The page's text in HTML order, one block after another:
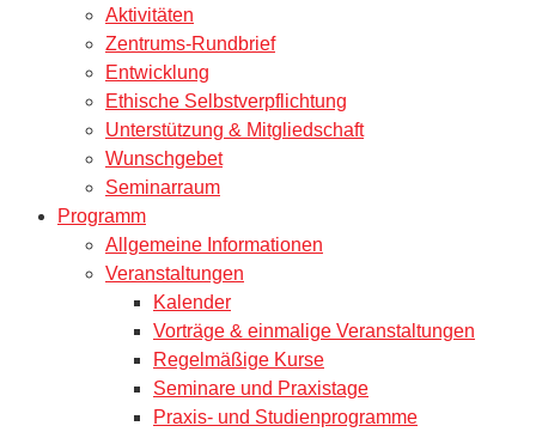
Aktivitäten
Zentrums-Rundbrief
Entwicklung
Ethische Selbstverpflichtung
Unterstützung & Mitgliedschaft
Wunschgebet
Seminarraum
Programm
Allgemeine Informationen
Veranstaltungen
Kalender
Vorträge & einmalige Veranstaltungen
Regelmäßige Kurse
Seminare und Praxistage
Praxis- und Studienprogramme